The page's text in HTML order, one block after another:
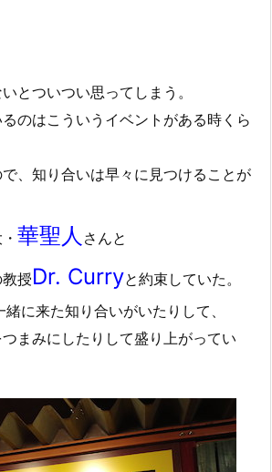
とついつい思ってしまう。
のはこういうイベントがある時くら
、知り合いは早々に見つけることが
華聖人 さんと
授Dr. Curryと約束していた。
に来た知り合いがいたりして、
まみにしたりして盛り上がってい